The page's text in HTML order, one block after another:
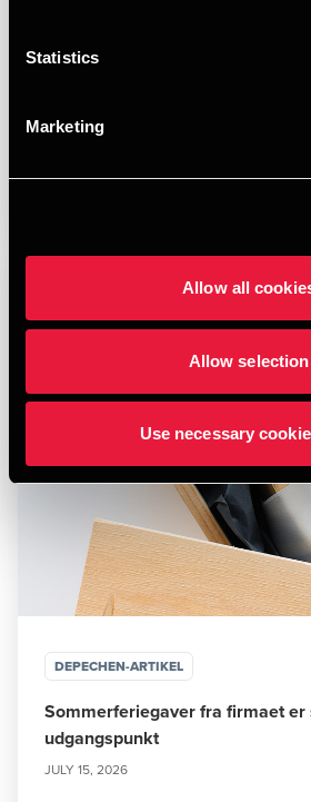
Statistics
Marketing
Allow all
Allow selection
Use necessary
Læs mere
DEPECHEN-ARTIKEL
Sommerferiegaver fra firmaet
udgangspunkt
JULY 15, 2026